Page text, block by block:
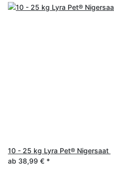
10 - 25 kg Lyra Pet® Nigersaat
ab 38,99 € *